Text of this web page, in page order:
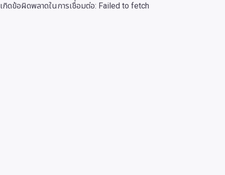
เกิดข้อผิดพลาดในการเชื่อมต่อ: Failed to fetch